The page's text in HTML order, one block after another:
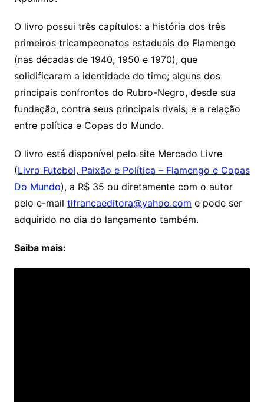
O livro possui três capítulos: a história dos três
primeiros tricampeonatos estaduais do Flamengo
(nas décadas de 1940, 1950 e 1970), que
solidificaram a identidade do time; alguns dos
principais confrontos do Rubro-Negro, desde sua
fundação, contra seus principais rivais; e a relação
entre política e Copas do Mundo.
O livro está disponível pelo site Mercado Livre
(Livro Futebol, Paixão e Política – Flamengo e Copas
Do Mundo), a R$ 35 ou diretamente com o autor
pelo e-mail tlfrancaeditora@yahoo.com e pode ser
adquirido no dia do lançamento também.
Saiba mais: